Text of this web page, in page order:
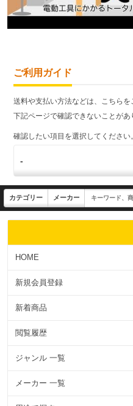
ご利用ガイド
送料や支払い方法などは、こちらを
下記ページで確認できないことがあ
確認したい項目を選択してください。
HOME
新規会員登録
新着商品
閲覧履歴
ジャンル 一覧
メーカー 一覧